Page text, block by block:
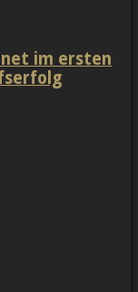
im ersten